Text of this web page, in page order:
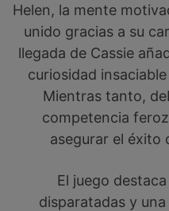
Helen, la mente
unido gracias a su
llegada de Cassie
curiosidad
Mientras tanto,
competencia
asegurar el éxito
El juego
disparatadas y